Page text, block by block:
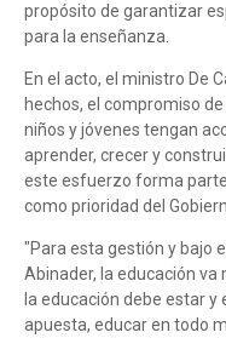
propósito de garantizar
para la enseñanza.
En el acto, el ministro De
hechos, el compromiso
niños y jóvenes tengan
aprender, crecer y
este esfuerzo forma
como prioridad del
"Para esta gestión y bajo
Abinader, la educación va
la educación debe estar y
apuesta, educar en todo